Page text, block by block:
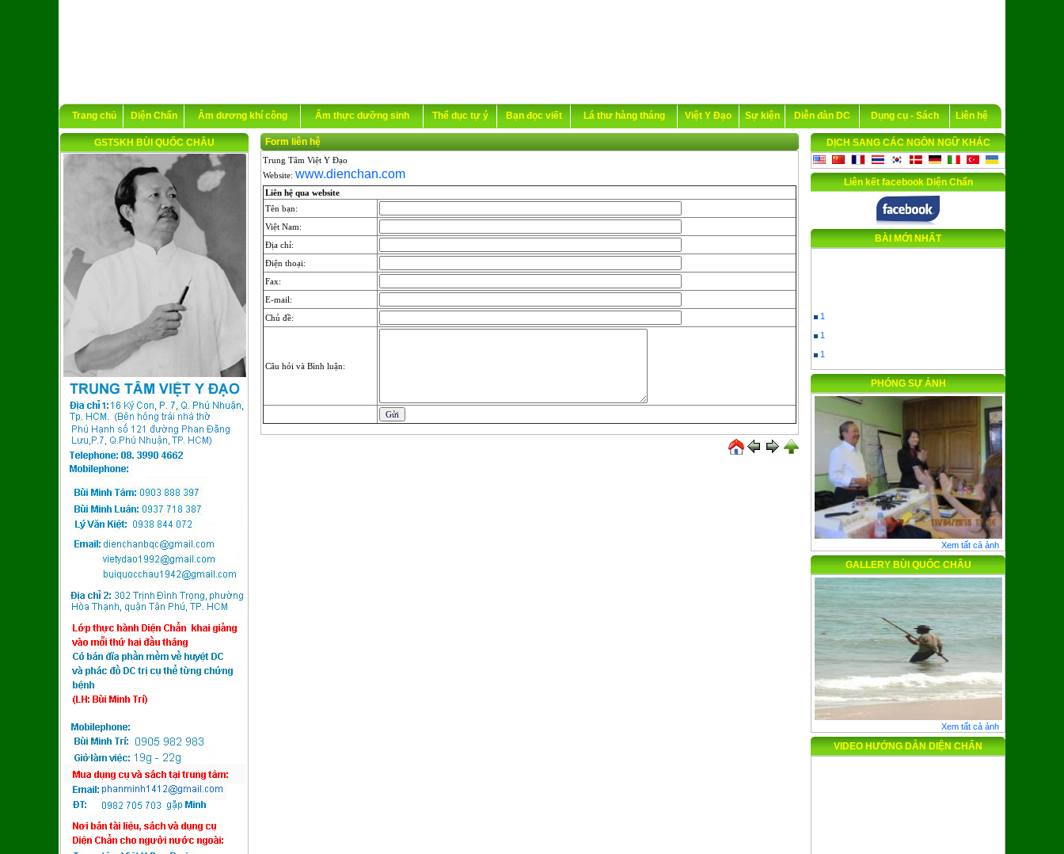
Trang chủ Diện Chẩn Âm dương khí công Ẩm thực dưỡng sinh Thể dục tự ý Bạn đọc viết Lá thư hàng tháng Việt Y Đạo Sự kiện Diễn đàn DC Dụng cụ - Sách Liên hệ
GSTSKH BÙI QUỐC CHÂU Form liên hệ
Trung Tâm Việt Y Đạo
Website: www.dienchan.com
Liên hệ qua website
Tên bạn:
Việt Nam:
Địa chỉ:
Điện thoại:
Fax:
E-mail:
Chủ đề:
Câu hỏi và Bình luận:
DỊCH SANG CÁC NGÔN NGỮ KHÁC
Liên kết facebook Diện Chẩn
BÀI MỚI NHẤT
Tâm sen giúp bạn an thần, thư giãn
Lưu ý khi dùng Đông dược
Tuyệt chiêu ngừa lão hóa xương
Mạng xã hội thúc đẩy hành vi ăn kiêng nguy
hiểm?
Hàn Quốc “hết nguy” vì MERS
Báo NGƯỜI GIỮ LỬA, Hà Nội, viết về Diện
Chẩn (tiếp theo) - Kỳ 33
PHÓNG SỰ ẢNH
Xem tất cả ảnh
GALLERY BÙI QUỐC CHÂU
Xem tất cả ảnh
VIDEO HƯỚNG DẪN DIỆN CHẨN